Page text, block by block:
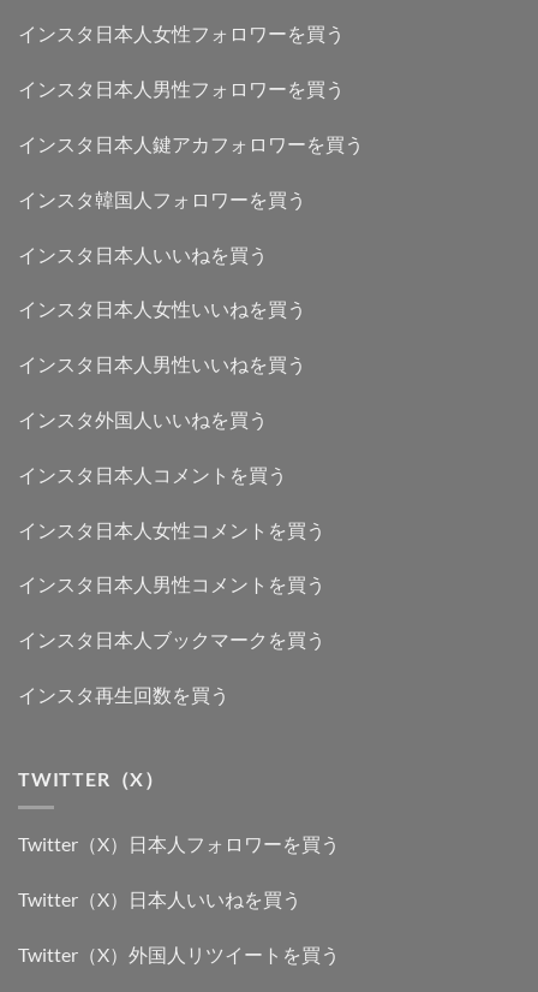
インスタ日本人女性フォロワーを買う
インスタ日本人男性フォロワーを買う
インスタ日本人鍵アカフォロワーを買う
インスタ韓国人フォロワーを買う
インスタ日本人いいねを買う
インスタ日本人女性いいねを買う
インスタ日本人男性いいねを買う
インスタ外国人いいねを買う
インスタ日本人コメントを買う
インスタ日本人女性コメントを買う
インスタ日本人男性コメントを買う
インスタ日本人ブックマークを買う
インスタ再生回数を買う
TWITTER（X）
Twitter（X）日本人フォロワーを買う
Twitter（X）日本人いいねを買う
Twitter（X）外国人リツイートを買う